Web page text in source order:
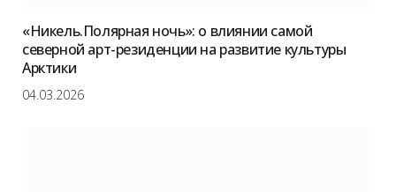
«Никель.Полярная ночь»: о влиянии самой
северной арт-резиденции на развитие культуры
Арктики
04.03.2026